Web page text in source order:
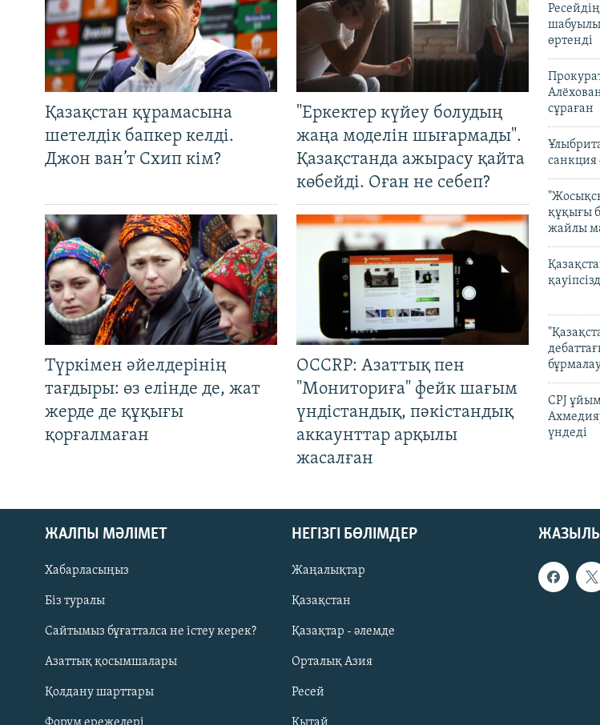
Русский
ЖАЗЫЛЫҢЫЗ
Қазақстан құрамасына
шетелдік бапкер келді.
Джон ван’т Схип кім?
"Еркектер күйеу болудың
жаңа моделін шығармады".
Қазақстанда ажырасу қайта
көбейді. Оған не себеп?
Түркімен әйелдерінің
тағдыры: өз елінде де, жат
жерде де құқығы
қорғалмаған
OCCRP: Азаттық пен
"Мониториға" фейк шағым
үндістандық, пәкістандық
аккаунттар арқылы
жасалған
өртенді
сұраған
санкция
құқығы
жайлы
CPJ
үндеді
ЖАЛПЫ МӘЛІМЕТ
Хабарласыңыз
Біз туралы
Сайтымыз бұғатталса не істеу керек?
Азаттық қосымшалары
Қолдану шарттары
Форум ережелері
НЕГІЗГІ БӨЛІМДЕР
Жаңалықтар
Қазақстан
Қазақтар - әлемде
Орталық Азия
Ресей
Қытай